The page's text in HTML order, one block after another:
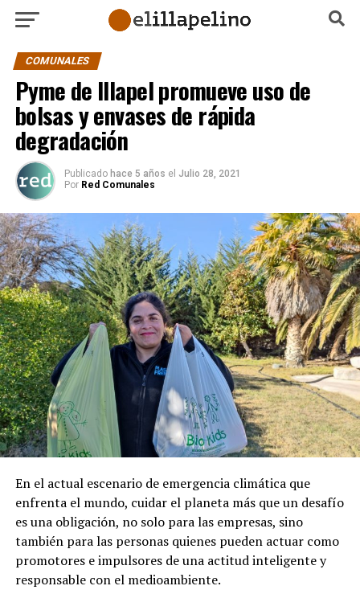
COMUNALES
Pyme de Illapel promueve uso de
bolsas y envases de rápida
degradación
Publicado hace 5 años el Julio 28, 2021
Por Red Comunales
En el actual escenario de emergencia climática que
enfrenta el mundo, cuidar el planeta más que un desafío
es una obligación, no solo para las empresas, sino
también para las personas quienes pueden actuar como
promotores e impulsores de una actitud inteligente y
responsable con el medioambiente.